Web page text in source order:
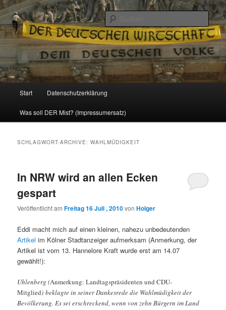
Reizzentrum
Politik, Wirtschaft, Soziales und Gesellschaft
Zum
Inhalt
Zum
sekundären
Start Datenschutzerklärung
Was soll DER Mist? (Impressumersatz)
SCHLAGWORT-ARCHIVE:WAHLMÜDIGKEIT
In NRW wird an allen Ecken
gespart
Veröffentlicht amFreitag 16 Juli , 2010vonHolger
Eddi macht mich auf einen kleinen, nahezu unbedeutenden
Artikel im Kölner Stadtanzeiger aufmerksam (Anmerkung, der
Artikel ist vom 13. Hannelore Kraft wurde erst am 14.07
gewählt!):
Uhlenberg (Anmerkung: Landtagspräsidenten und CDU-
Mitglied) beklagte in seiner Dankesrede die Wahlmüdigkeit der
Bevölkerung. Es sei erschreckend, wenn von zehn Bürgern im Land